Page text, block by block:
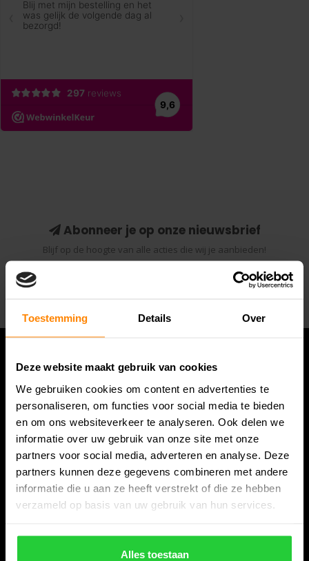
Toestemming Details Over
Deze website maakt gebruik van cookies
We gebruiken cookies om content en advertenties te
personaliseren, om functies voor social media te bieden
en om ons websiteverkeer te analyseren. Ook delen we
informatie over uw gebruik van onze site met onze
partners voor social media, adverteren en analyse. Deze
partners kunnen deze gegevens combineren met andere
informatie die u aan ze heeft verstrekt of die ze hebben
verzameld op basis van uw gebruik van hun services.
Alles toestaan
Abonneer je op onze nieuwsbrief
Blijf op de hoogte van alle acties die wij je aanbieden!
Abonneer
Bespanracket.nl is dé racketspecialist van Lelystad en
omstreken.
8224 AA Lelystad